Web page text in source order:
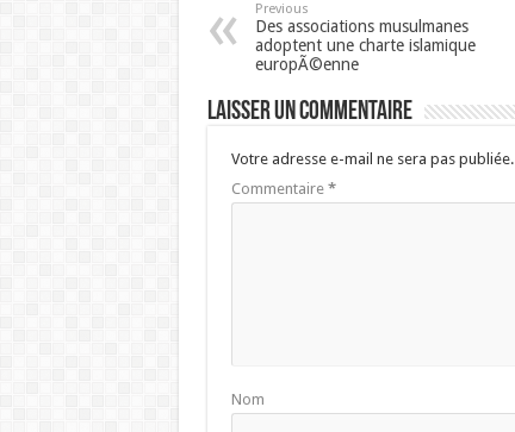
Previous
Des associations musulmanes
adoptent une charte islamique
europÃ©enne
Laisser un commentaire
Votre adresse e-mail ne sera pas publiée.
Commentaire *
Nom